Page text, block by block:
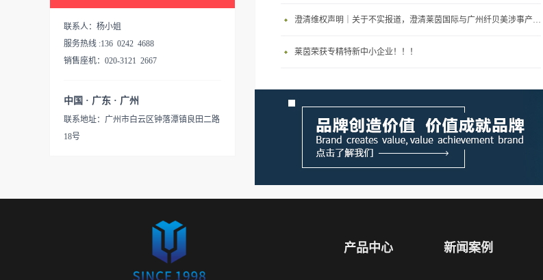
联系人：杨小姐
服务热线 :136 0242 4688
销售座机：020-3121 2667
中国 · 广东 · 广州
联系地址：广州市白云区钟落潭镇良田二路
18号
澄清维权声明｜关于不实报道，澄清莱茵国际与广州纤贝美涉事产品及处罚主体无任何关联
莱茵荣获专精特新中小企业！！！
产品中心 新闻案例